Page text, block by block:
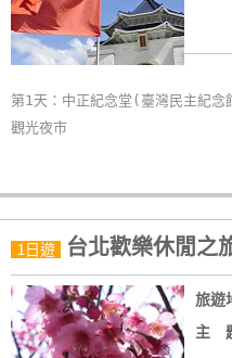
滿
意
度
管
理
會
員
帳
第1天：中正紀念堂(臺灣民主紀
觀光夜市
1日遊 台北歡樂休閒之
旅遊
主